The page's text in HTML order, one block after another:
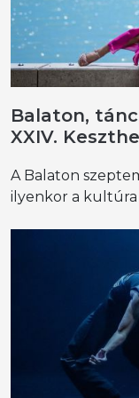
Balaton,
XXIV.
A Balaton
ilyenkor a kultúra